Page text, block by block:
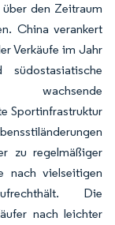
den Zeitraum
China verankert
Verkäufe im Jahr
Sportinfrastruktur
zu regelmäßiger
nach vielseitigen
Die
nach leichter